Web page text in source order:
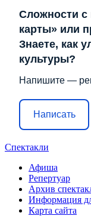
Сложности с
карты» или
Знаете, как
культуры?
Напишите —
Написать
Спектакли
Афиша
Репертуар
Архив
Информация
Карта сайта